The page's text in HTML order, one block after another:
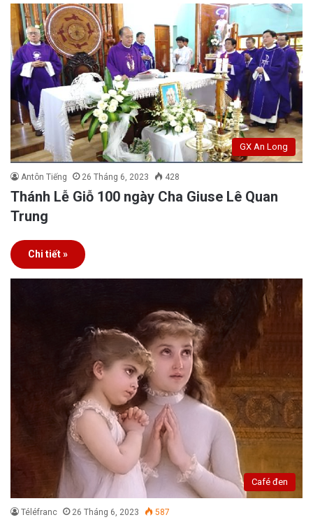
GX An Long
Antôn Tiếng 26 Tháng 6, 2023 428
Thánh Lễ Giỗ 100 ngày Cha Giuse Lê Quan
Trung
Chi tiết »
Café đen
Téléfranc 26 Tháng 6, 2023 587